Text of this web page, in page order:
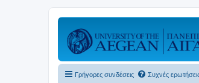
Γρήγορες συνδέσεις Συχνές